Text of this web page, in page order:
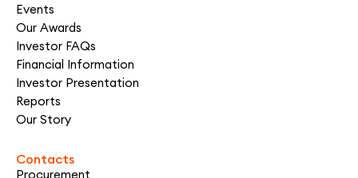
Events
Our Awards
Investor FAQs
Financial Information
Investor Presentation
Reports
Our Story
Contacts
Procurement